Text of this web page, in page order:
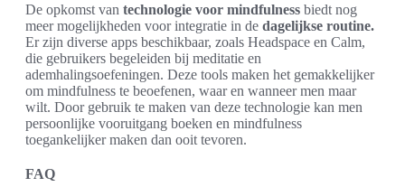
De opkomst van technologie voor mindfulness biedt nog
meer mogelijkheden voor integratie in de dagelijkse routine.
Er zijn diverse apps beschikbaar, zoals Headspace en Calm,
die gebruikers begeleiden bij meditatie en
ademhalingsoefeningen. Deze tools maken het gemakkelijker
om mindfulness te beoefenen, waar en wanneer men maar
wilt. Door gebruik te maken van deze technologie kan men
persoonlijke vooruitgang boeken en mindfulness
toegankelijker maken dan ooit tevoren.
FAQ